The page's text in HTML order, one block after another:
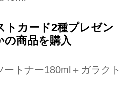
トカード2種プレゼン
商品を購入
トナー180ml＋ガラクト